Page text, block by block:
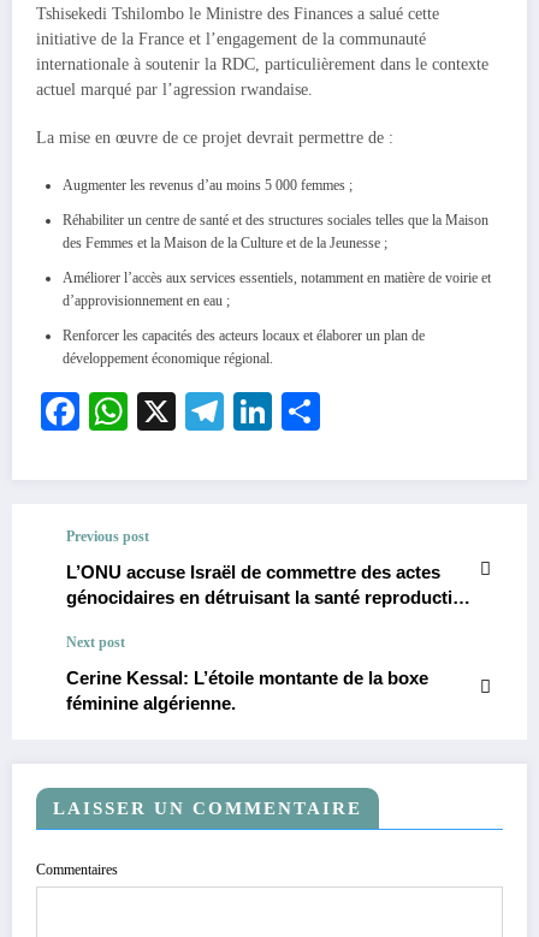
Tshisekedi Tshilombo le Ministre des Finances a salué cette
initiative de la France et l’engagement de la communauté
internationale à soutenir la RDC, particulièrement dans le contexte
actuel marqué par l’agression rwandaise.
La mise en œuvre de ce projet devrait permettre de :
Augmenter les revenus d’au moins 5 000 femmes ;
Réhabiliter un centre de santé et des structures sociales telles que la Maison
des Femmes et la Maison de la Culture et de la Jeunesse ;
Améliorer l’accès aux services essentiels, notamment en matière de voirie et
d’approvisionnement en eau ;
Renforcer les capacités des acteurs locaux et élaborer un plan de
développement économique régional.
Facebook
WhatsApp
X Telegram
LinkedIn
Previous post
L’ONU accuse Israël de commettre des actes
génocidaires en détruisant la santé reproductive
Next post
Cerine Kessal: L’étoile montante de la boxe
féminine algérienne.
LAISSER UN COMMENTAIRE
Commentaires